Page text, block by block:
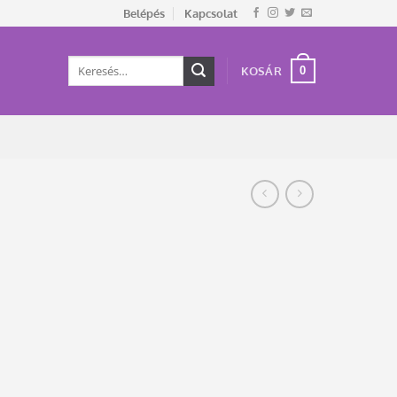
Belépés Kapcsolat
Keresés
KOSÁR 0